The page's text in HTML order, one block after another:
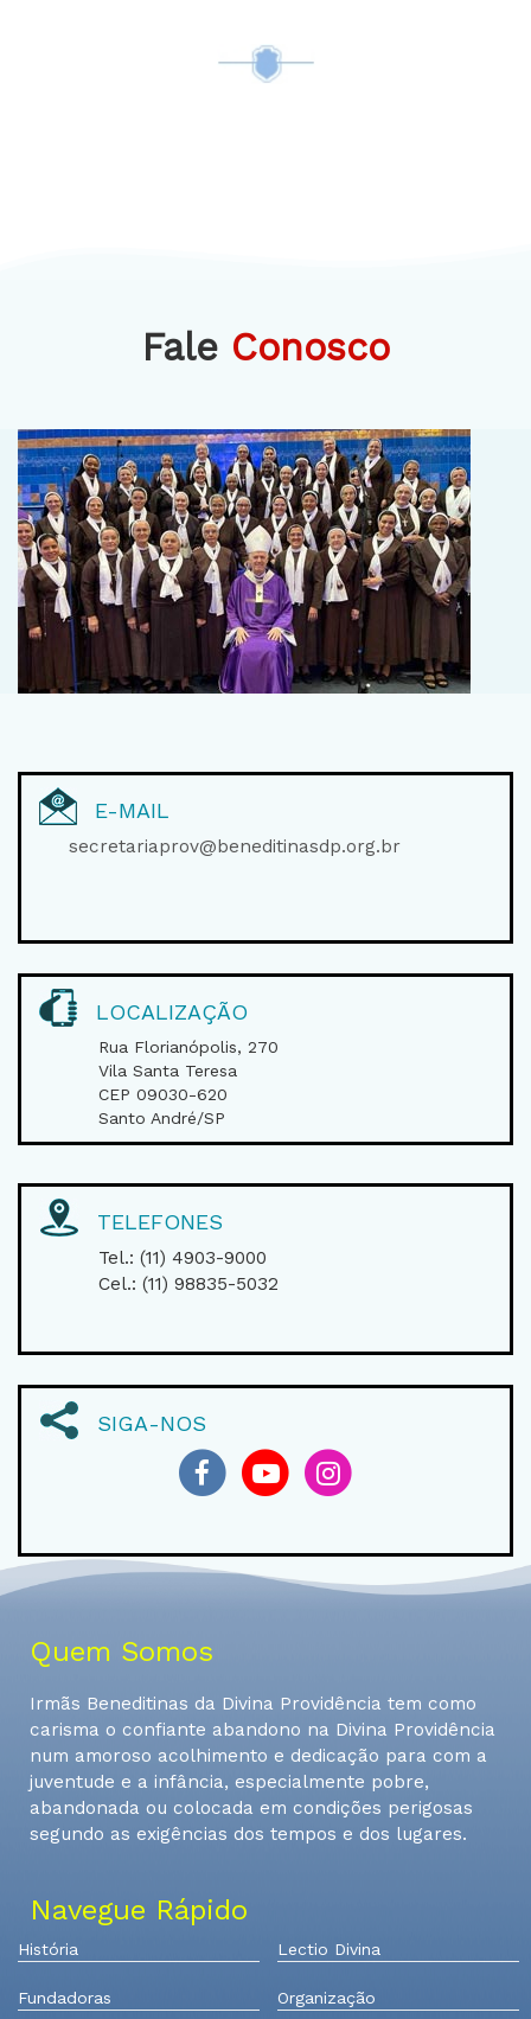
Fale Conosco
E-MAIL
secretariaprov@beneditinasdp.org.br
LOCALIZAÇÃO
Rua Florianópolis, 270
Vila Santa Teresa
CEP 09030-620
Santo André/SP
TELEFONES
Tel.: (11) 4903-9000
Cel.: (11) 98835-5032
SIGA-NOS
Quem Somos
Irmãs Beneditinas da Divina Providência tem como
carisma o confiante abandono na Divina Providência
num amoroso acolhimento e dedicação para com a
juventude e a infância, especialmente pobre,
abandonada ou colocada em condições perigosas
segundo as exigências dos tempos e dos lugares.
Navegue Rápido
História
Fundadoras
Lectio Divina
Organização